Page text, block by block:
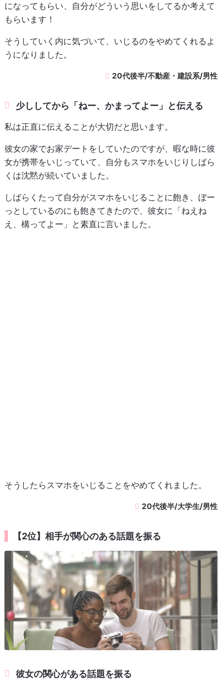
になってもらい、自分がどういう思いをしてるか考えて
もらいます！
そうしていく内に気づいて、いじるのをやめてくれるよ
うになりました。
20代後半/不動産・建設系/男性
少ししてから「ねー、かまってよー」と伝える
私は正直に伝えることが大切だと思います。
彼女の家でお家デートをしていたのですが、暇な時に彼
女が携帯をいじっていて、自分もスマホをいじりしばら
くは沈黙が続いていました。
しばらくたって自分がスマホをいじることに飽き、ぼー
っとしているのにも飽きてきたので、彼女に「ねえね
え、構ってよー」と素直に言いました。
そうしたらスマホをいじることをやめてくれました。
20代後半/大学生/男性
【2位】相手が関心のある話題を振る
彼女の関心がある話題を振る